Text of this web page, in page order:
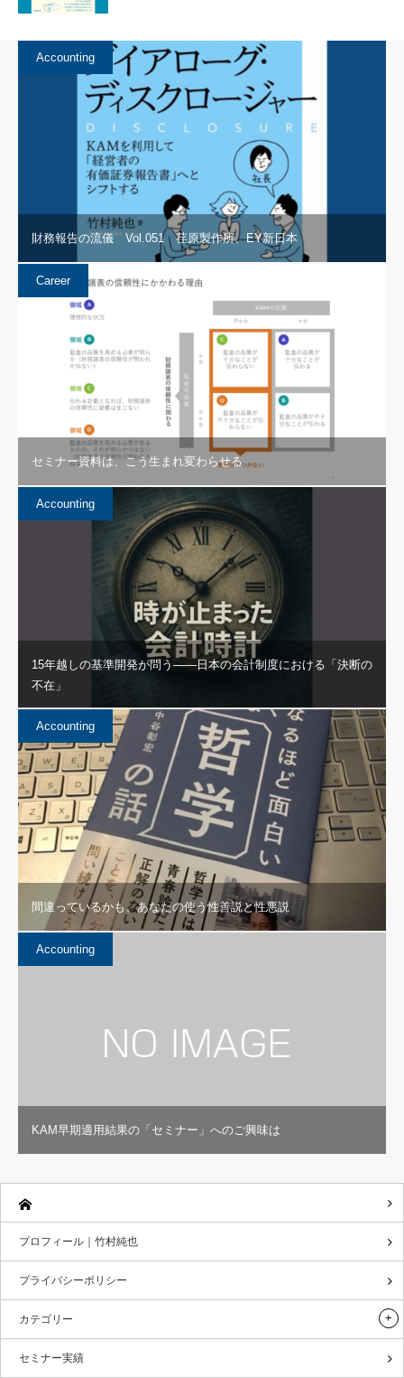
Accounting
財務報告の流儀 Vol.051 荏原製作所、EY新日本
Career
セミナー資料は、こう生まれ変わらせる
Accounting
15年越しの基準開発が問う——日本の会計制度における「決断の
不在」
Accounting
間違っているかも、あなたの使う性善説と性悪説
Accounting
KAM早期適用結果の「セミナー」へのご興味は
プロフィール｜竹村純也
プライバシーポリシー
カテゴリー
セミナー実績